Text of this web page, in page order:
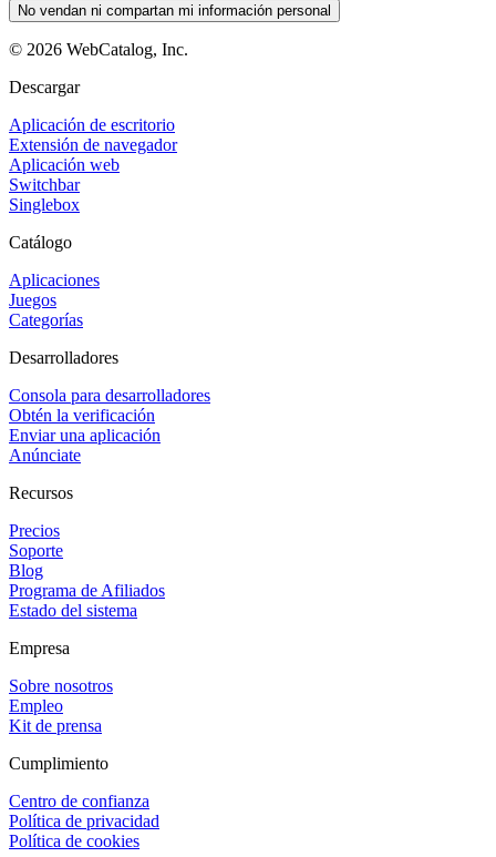
No vendan ni compartan mi información personal
© 2026 WebCatalog, Inc.
Descargar
Aplicación de escritorio
Extensión de navegador
Aplicación web
Switchbar
Singlebox
Catálogo
Aplicaciones
Juegos
Categorías
Desarrolladores
Consola para desarrolladores
Obtén la verificación
Enviar una aplicación
Anúnciate
Recursos
Precios
Soporte
Blog
Programa de Afiliados
Estado del sistema
Empresa
Sobre nosotros
Empleo
Kit de prensa
Cumplimiento
Centro de confianza
Política de privacidad
Política de cookies